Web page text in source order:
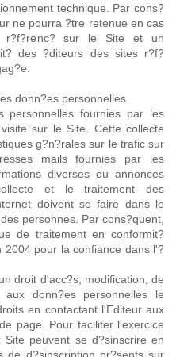
technique. Par cons?
ne pourra ?tre retenue en cas
r?f?renc? sur le Site et un
des ?diteurs des sites r?f?
donn?es personnelles
personnelles fournies par les
sur le Site. Cette collecte
g?n?rales sur le trafic sur
mails fournies par les
diverses ou annonces
et le traitement des
doivent se faire dans le
personnes. Par cons?quent,
de traitement en conformit?
pour la confiance dans l'?
droit d'acc?s, modification, de
donn?es personnelles le
en contactant l'Editeur aux
page. Pour faciliter l'exercice
peuvent se d?sinscrire en